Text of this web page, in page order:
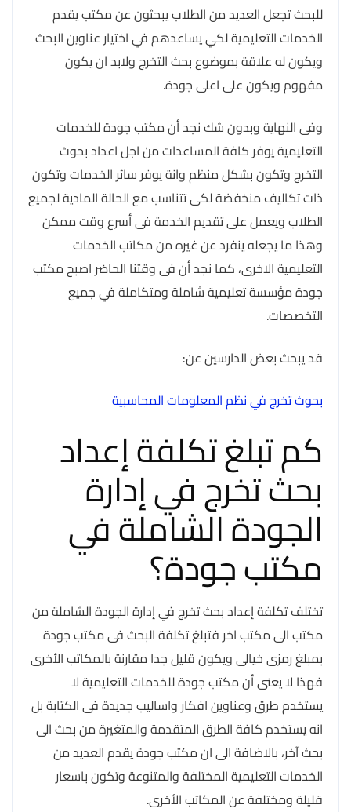
للبحث تجعل العديد من الطلاب يبحثون عن مكتب يقدم
الخدمات التعليمية لكي يساعدهم في اختيار عناوين البحث
ويكون له علاقة بموضوع بحث التخرج ولابد ان يكون
مفهوم ويكون على اعلى جودة.
وفى النهاية وبدون شك نجد أن مكتب جودة للخدمات
التعليمية يوفر كافة المساعدات من اجل اعداد بحوث
التخرج وتكون بشكل منظم وانة يوفر سائر الخدمات وتكون
ذات تكاليف منخفضة لكى تتناسب مع الحالة المادية لجميع
الطلاب ويعمل على تقديم الخدمة فى أسرع وقت ممكن
وهذا ما يجعله ينفرد عن غيره من مكاتب الخدمات
التعليمية الاخرى، كما نجد أن فى وقتنا الحاضر اصبح مكتب
جودة مؤسسة تعليمية شاملة ومتكاملة في جميع
التخصصات.
قد يبحث بعض الدارسين عن:
بحوث تخرج في نظم المعلومات المحاسبية
كم تبلغ تكلفة إعداد
بحث تخرج في إدارة
الجودة الشاملة في
مكتب جودة؟
تختلف تكلفة إعداد بحث تخرج في إدارة الجودة الشاملة من
مكتب الى مكتب اخر فتبلغ تكلفة البحث فى مكتب جودة
بمبلغ رمزى خيالى ويكون قليل جدا مقارنة بالمكاتب الأخرى
فهذا لا يعنى أن مكتب جودة للخدمات التعليمية لا
يستخدم طرق وعناوين افكار واساليب جديدة فى الكتابة بل
انه يستخدم كافة الطرق المتقدمة والمتغيرة من بحث الى
بحث آخر، بالاضافة الى ان مكتب جودة يقدم العديد من
الخدمات التعليمية المختلفة والمتنوعة وتكون باسعار
قليلة ومختلفة عن المكاتب الأخرى.